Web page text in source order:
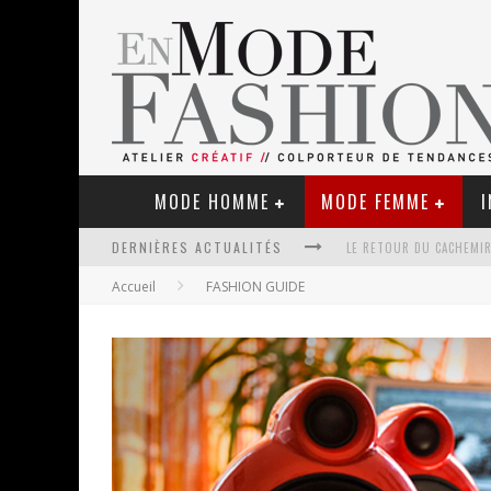
MODE HOMME MODE FEMME
DERNIÈRES ACTUALITÉS LE RETOUR DU
Accueil FASHION GUIDE